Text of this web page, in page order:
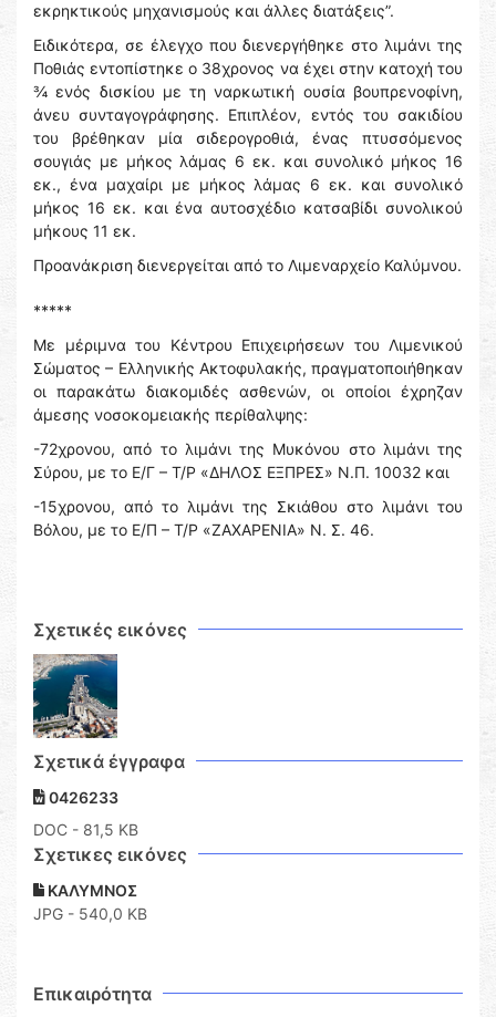
εκρηκτικούς μηχανισμούς και άλλες διατάξεις”.
Ειδικότερα, σε έλεγχο που διενεργήθηκε στο λιμάνι της
Ποθιάς εντοπίστηκε ο 38χρονος να έχει στην κατοχή του
¾ ενός δισκίου με τη ναρκωτική ουσία βουπρενοφίνη,
άνευ συνταγογράφησης. Επιπλέον, εντός του σακιδίου
του βρέθηκαν μία σιδερογροθιά, ένας πτυσσόμενος
σουγιάς με μήκος λάμας 6 εκ. και συνολικό μήκος 16
εκ., ένα μαχαίρι με μήκος λάμας 6 εκ. και συνολικό
μήκος 16 εκ. και ένα αυτοσχέδιο κατσαβίδι συνολικού
μήκους 11 εκ.
Προανάκριση διενεργείται από το Λιμεναρχείο Καλύμνου.
*****
Με μέριμνα του Κέντρου Επιχειρήσεων του Λιμενικού
Σώματος – Ελληνικής Ακτοφυλακής, πραγματοποιήθηκαν
οι παρακάτω διακομιδές ασθενών, οι οποίοι έχρηζαν
άμεσης νοσοκομειακής περίθαλψης:
-72χρονου, από το λιμάνι της Μυκόνου στο λιμάνι της
Σύρου, με το Ε/Γ – Τ/Ρ «ΔΗΛΟΣ ΕΞΠΡΕΣ» Ν.Π. 10032 και
-15χρονου, από το λιμάνι της Σκιάθου στο λιμάνι του
Βόλου, με το Ε/Π – Τ/Ρ «ΖΑΧΑΡΕΝΙΑ» Ν. Σ. 46.
Σχετικές εικόνες
Σχετικά έγγραφα
0426233
DOC - 81,5 KB
Σχετικες εικόνες
ΚΑΛΥΜΝΟΣ
JPG - 540,0 KB
Επικαιρότητα